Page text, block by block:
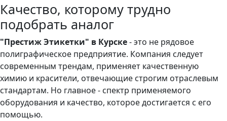
Качество, которому трудно
подобрать аналог
"Престиж Этикетки" в Курске- это не рядовое
полиграфическое предприятие. Компания следует
современным трендам, применяет качественную
химию и красители, отвечающие строгим отраслевым
стандартам. Но главное - спектр применяемого
оборудования и качество, которое достигается с его
помощью.